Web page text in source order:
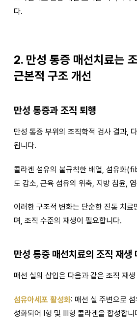
다.
2. 만성 통증 매선치료는
근본적 구조 개선
만성 통증과 조직 퇴행
만성 통증 부위의 조직학적 검사 결과,
됩니다.
콜라겐 섬유의 불규칙한 배열, 섬유화
도 감소, 근육 섬유의 위축, 지방 침윤,
이러한 구조적 변화는 단순한 진통 치료
며, 조직 수준의 재생이 필요합니다.
만성 통증 매선치료의 조직 재생
매선 실의 삽입은 다음과 같은 조직 재
섬유아세포 활성화: 매선 실 주변으로
성화되어 I형 및 III형 콜라겐을 합성합